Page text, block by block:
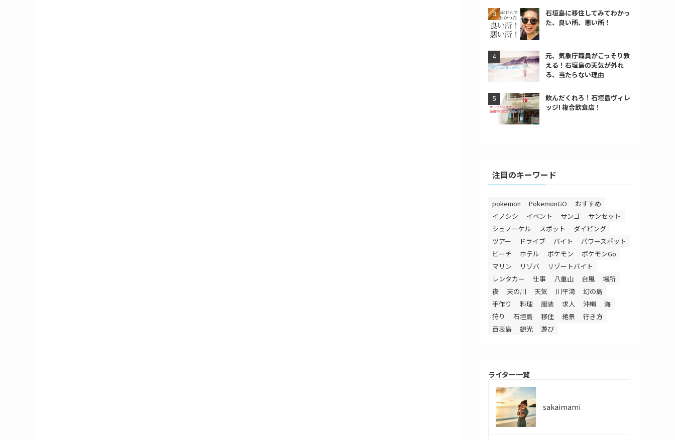
石垣島に移住してみてわかっ
た、良い所、悪い所！
元、気象庁職員がこっそり教
える！石垣島の天気が外れ
る、当たらない理由
飲んだくれろ！石垣島ヴィレ
ッジ! 複合飲食店！
注目のキーワード
pokemon PokemonGO
おすすめ
イノシシ
イベント サンゴ
サンセット
シュノーケル
スポット
ダイビング
ツアー
ドライブ バイト
パワースポット
ビーチ
ホテル ポケモン
ポケモンGo
マリン
リゾバ
リゾートバイト
レンタカー
仕事 八重山 台風
場所
夜
天の川 天気 川平湾
幻の島
手作り
料理 服装 求人 沖縄
海
狩り
石垣島 移住 絶景
行き方
西表島
観光 遊び
ライター一覧
sakaimami